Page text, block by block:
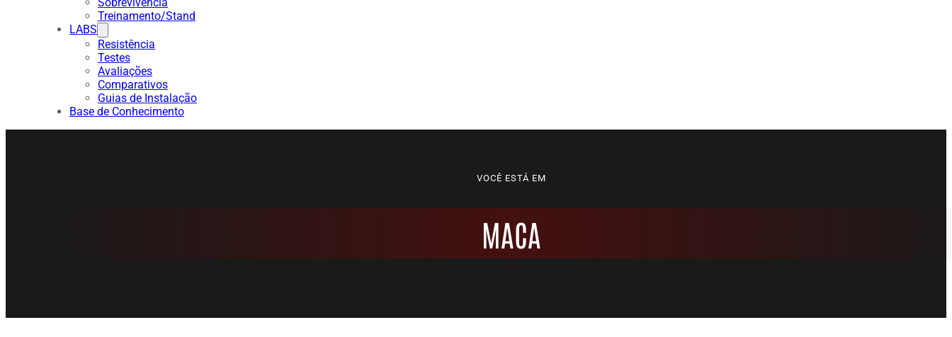
Treinamento/Stand
LABS
Resistência
Testes
Avaliações
Comparativos
Guias de Instalação
Base de Conhecimento
VOCÊ ESTÁ EM
MACA